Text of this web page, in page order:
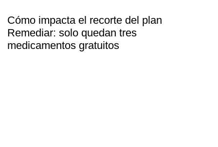
Cómo impacta el recorte del plan
Remediar: solo quedan tres
medicamentos gratuitos